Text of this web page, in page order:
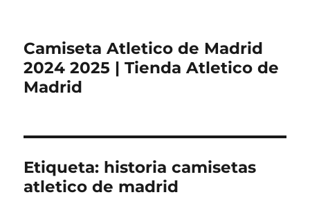
Camiseta Atletico de Madrid
2024 2025 | Tienda Atletico de
Madrid
Etiqueta: historia camisetas
atletico de madrid